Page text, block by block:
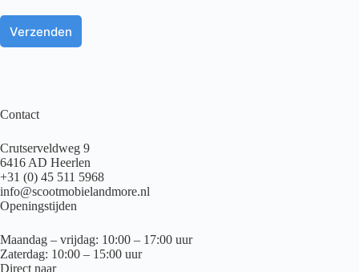
Verzenden
Contact
Crutserveldweg 9
6416 AD Heerlen
+31 (0) 45 511 5968
info@scootmobielandmore.nl
Openingstijden
Maandag – vrijdag: 10:00 – 17:00 uur
Zaterdag: 10:00 – 15:00 uur
Direct naar